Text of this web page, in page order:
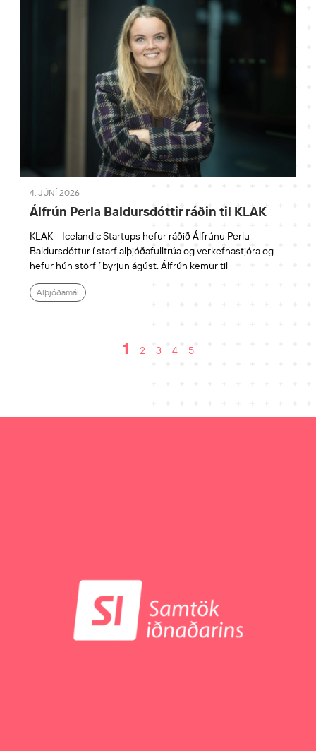
4. JÚNÍ 2026
Álfrún Perla Baldursdóttir ráðin til KLAK
KLAK – Icelandic Startups hefur ráðið Álfrúnu Perlu
Baldursdóttur í starf alþjóðafulltrúa og verkefnastjóra og
hefur hún störf í byrjun ágúst. Álfrún kemur til
Alþjóðamál
1 2 3 4 5